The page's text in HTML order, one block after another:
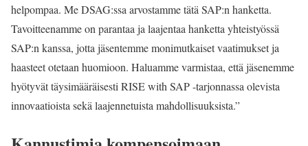
helpompaa. Me DSAG:ssa arvostamme tätä SAP:n hanketta.
Tavoitteenamme on parantaa ja laajentaa hanketta yhteistyössä
SAP:n kanssa, jotta jäsentemme monimutkaiset vaatimukset ja
haasteet otetaan huomioon. Haluamme varmistaa, että jäsenemme
hyötyvät täysimääräisesti RISE with SAP -tarjonnassa olevista
innovaatioista sekä laajennetuista mahdollisuuksista.”